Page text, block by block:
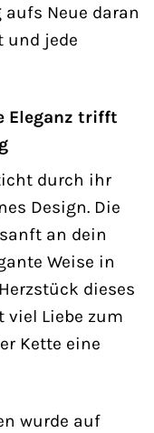
Neue daran
und jede
Eleganz trifft
durch ihr
Design. Die
an dein
Weise in
dieses
Liebe zum
Kette eine
wurde auf